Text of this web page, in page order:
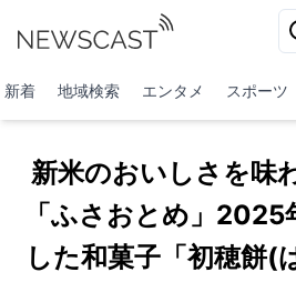
新着 地域検索 エンタメ スポーツ
新米のおいしさを味
「ふさおとめ」2025
した和菓子「初穂餅(